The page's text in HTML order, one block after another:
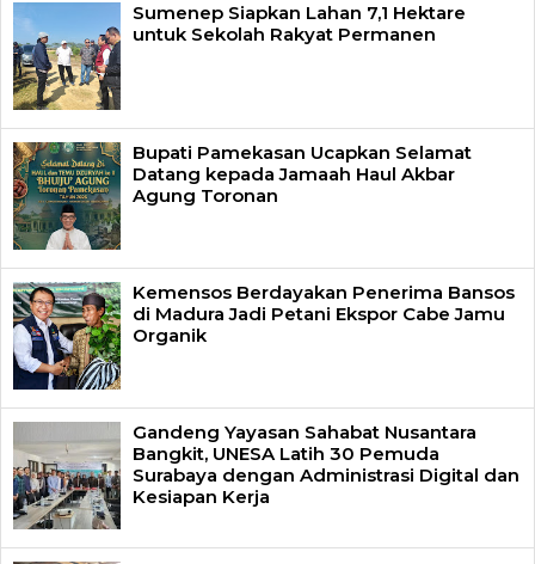
Sumenep Siapkan Lahan 7,1 Hektare
untuk Sekolah Rakyat Permanen
Bupati Pamekasan Ucapkan Selamat
Datang kepada Jamaah Haul Akbar
Agung Toronan
Kemensos Berdayakan Penerima Bansos
di Madura Jadi Petani Ekspor Cabe Jamu
Organik
Gandeng Yayasan Sahabat Nusantara
Bangkit, UNESA Latih 30 Pemuda
Surabaya dengan Administrasi Digital dan
Kesiapan Kerja